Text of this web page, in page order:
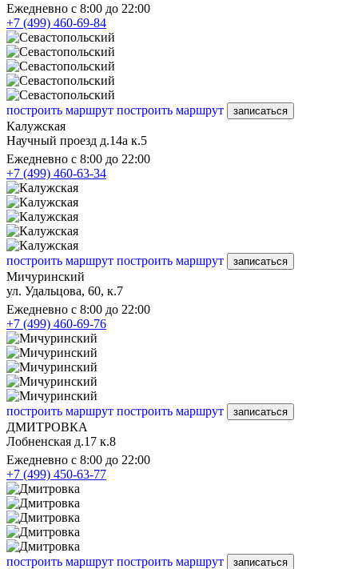
Ежедневно с 8:00 до 22:00
+7 (499) 460-69-84
построить маршрут построить маршрут записаться
Калужская
Научный проезд д.14а к.5
Ежедневно с 8:00 до 22:00
+7 (499) 460-63-34
построить маршрут построить маршрут записаться
Мичуринский
ул. Удальцова, 60, к.7
Ежедневно с 8:00 до 22:00
+7 (499) 460-69-76
построить маршрут построить маршрут записаться
ДМИТРОВКА
Лобненская д.17 к.8
Ежедневно с 8:00 до 22:00
+7 (499) 450-63-77
построить маршрут построить маршрут записаться